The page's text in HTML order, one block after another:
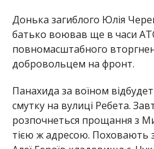
Донька загиблого Юлія
батько воював ще в часи
повномасштабного
добровольцем на фронт.
Панахида за воїном
смутку на вулиці Ребета.
розпочнеться прощання з
тією ж адресою. Поховають